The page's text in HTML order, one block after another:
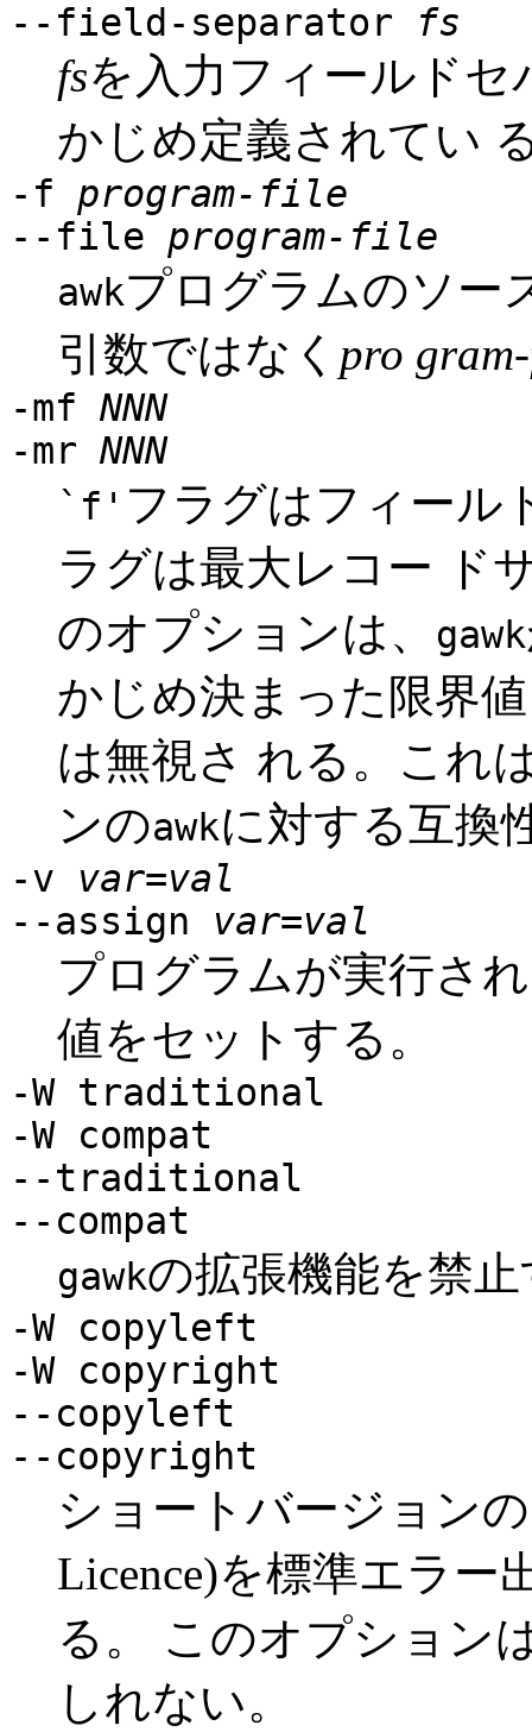
--field-separator
fs
fsを入力フィールド
かじめ定義されてい
-f program-file
--file program-file
awkプログラムのソー
引数ではなく pro
-mf NNN
-mr NNN
`f' フラグはフィール
ラグは最大レコー ド
のオプションは、
gawk
かじめ決まった限界
は無視さ れる。これ
ンのawkに対する互換
-v var=val
--assign var=val
プログラムが実行さ
値をセットする。
-W traditional
-W compat
--traditional
--compat
gawkの拡張機能を禁
-W copyleft
-W copyright
--copyleft
--copyright
ショートバージョン
Licence)を標準エラー
る。 このオプション
しれない。